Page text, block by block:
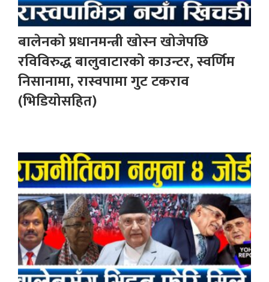
बालेनको प्रधानमन्त्री खोस्न खोजेपछि
रविविरुद्ध बालुवाटारको काउन्टर, स्वर्णिम
निसानामा, रास्वपामा गुट टकराव
(भिडियोसहित)